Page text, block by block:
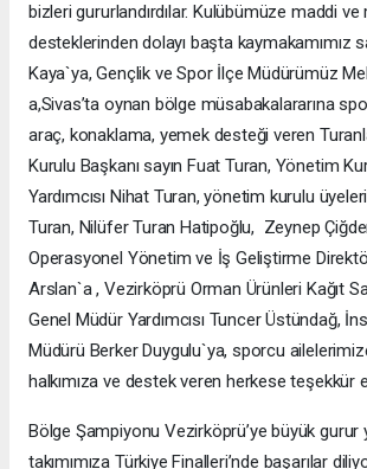
bizleri gururlandırdılar. Kulübümüze maddi ve
desteklerinden dolayı başta kaymakamımız
Kaya`ya, Gençlik ve Spor İlçe Müdürümüz
a,Sivas’ta oynan bölge müsabakalararına
araç, konaklama, yemek desteği veren
Kurulu Başkanı sayın Fuat Turan, Yönetim
Yardımcısı Nihat Turan, yönetim kurulu
Turan, Nilüfer Turan Hatipoğlu, Zeynep
Operasyonel Yönetim ve İş Geliştirme
Arslan`a , Vezirköprü Orman Ürünleri Kağıt
Genel Müdür Yardımcısı Tuncer Üstündağ,
Müdürü Berker Duygulu`ya, sporcu
halkımıza ve destek veren herkese teşekkür
Bölge Şampiyonu Vezirköprü’ye büyük gurur
takımımıza Türkiye Finalleri’nde başarılar